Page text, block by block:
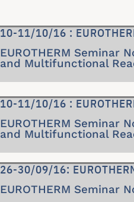
10-11/10/16 :
EUROTHERM Seminar
and Multifunctional
10-11/10/16 :
EUROTHERM Seminar
and Multifunctional
26-30/09/16:
EUROTHERM Seminar